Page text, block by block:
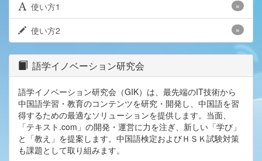
使い方1 »
使い方2 »
語学イノベーション研究会
語学イノベーション研究会（GIK）は、最先端のIT技術から
中国語学習・教育のコンテンツを研究・開発し、中国語を習
得するための最適なソリューションを提供します。当面、
「テキスト.com」の開発・運営に力を注ぎ、新しい「学び」
と「教え」を提案します。中国語検定およびＨＳＫ試験対策
も課題として取り組みます。